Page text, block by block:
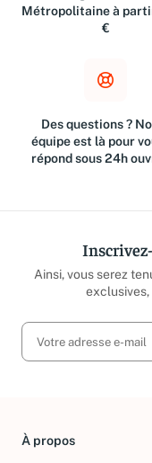
Métropolitaine à
€
Des questions ?
équipe est là pour
répond sous 24h
Ainsi, vous serez
À propos